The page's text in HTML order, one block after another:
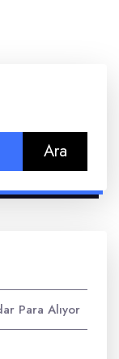
Para Alıyor